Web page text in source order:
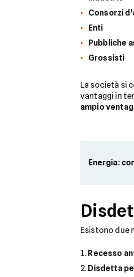
Consorzi
Enti
Pubbliche
Grossisti
La società si
vantaggi in
ampio
Energia:
Esistono due
Recesso
Disdetta